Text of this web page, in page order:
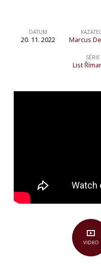
Biblická
Boží
DATUM
20. 11. 2022
KAZATEL
Marcus
SÉRIE
List
VIDEO